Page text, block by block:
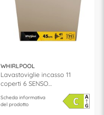
WHIRLPOOL
Lavastoviglie incasso 11
coperti 6 SENSO
WH6IC11BS7LA0 classe C
(L45cm)
Scheda informativa
del prodotto